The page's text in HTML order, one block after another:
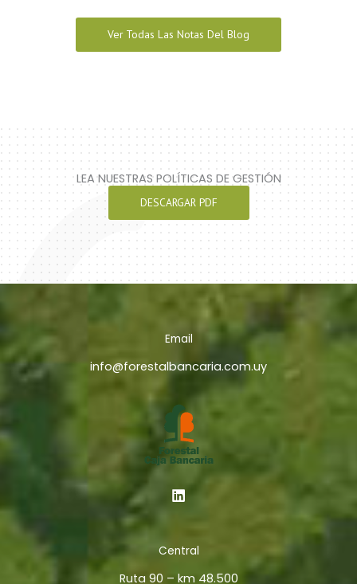
Ver Todas Las Notas Del Blog
LEA NUESTRAS POLÍTICAS DE GESTIÓN
DESCARGAR PDF
Email
info@forestalbancaria.com.uy
Central
Ruta 90 – km 48.500